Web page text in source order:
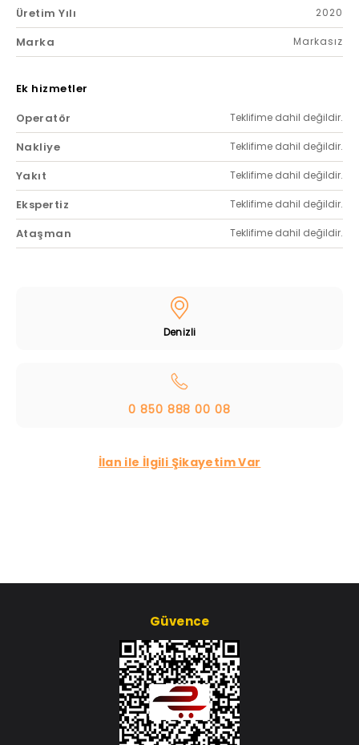
Üretim Yılı 2020
Marka Markasız
Ek hizmetler
Operatör
Teklifime dahil değildir.
Nakliye Teklifime dahil değildir.
Yakıt Teklifime dahil değildir.
Ekspertiz Teklifime dahil değildir.
Ataşman Teklifime dahil değildir.
Denizli
0 850 888 00 08
İlan ile İlgili Şikayetim Var
Güvence